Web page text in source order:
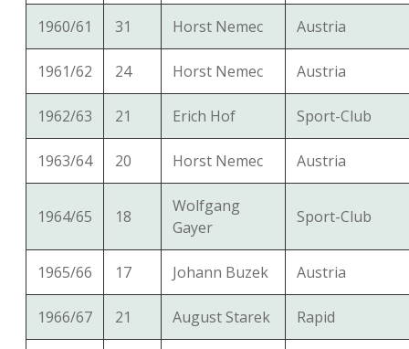
1960/61 31 Horst Nemec Austria
1961/62 24 Horst Nemec Austria
1962/63 21 Erich Hof Sport-Club
1963/64 20 Horst Nemec Austria
1964/65 18
Wolfgang
Gayer
Sport-Club
1965/66 17 Johann Buzek Austria
1966/67 21 August Starek Rapid